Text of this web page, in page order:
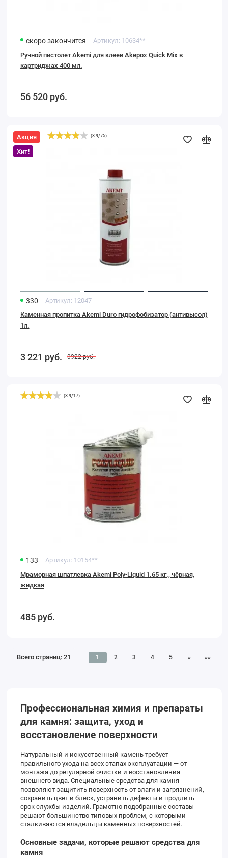
скоро закончится Артикул: 10634**
Ручной пистолет Akemi для клеев Akepox Quick Mix в
картриджах 400 мл.
56 520 руб.
Каменная
пропитка
Akemi
Акция
Хит!
(3.9/75)
330 Артикул: 12047
Каменная пропитка Akemi Duro гидрофобизатор (антивысол)
1л.
3 221 руб. 3922руб.
Мраморная
(3.9/17)
133 Артикул: 10154**
Мраморная шпатлевка Akemi Poly-Liquid 1.65 кг., чёрная,
жидкая
485 руб.
Всего страниц: 21 1 2 3 4 5 » »»
Профессиональная химия и препараты
для камня: защита, уход и
восстановление поверхности
Натуральный и искусственный камень требует
правильного ухода на всех этапах эксплуатации — от
монтажа до регулярной очистки и восстановления
внешнего вида. Специальные средства для камня
позволяют защитить поверхность от влаги и загрязнений,
сохранить цвет и блеск, устранить дефекты и продлить
срок службы изделий. Грамотно подобранные составы
решают большинство типовых проблем, с которыми
сталкиваются владельцы каменных поверхностей.
Основные задачи, которые решают средства для
камня